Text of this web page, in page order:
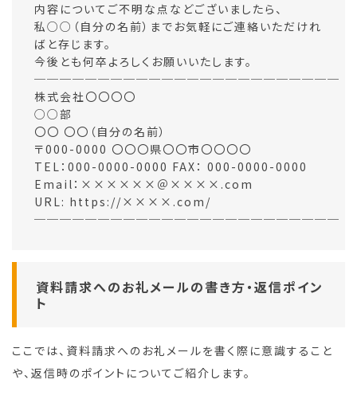
内容についてご不明な点などございましたら、
私○○（自分の名前）までお気軽にご連絡いただけれ
ばと存じます。
今後とも何卒よろしくお願いいたします。
────────────────────────
株式会社〇〇〇〇
○○部
〇〇 〇〇（自分の名前）
〒000-0000 〇〇〇県〇〇市〇〇〇〇
TEL：000-0000-0000 FAX： 000-0000-0000
Email：××××××＠××××.com
URL: https://××××.com/
────────────────────────
資料請求へのお礼メールの書き方・返信ポイン
ト
ここでは、資料請求へのお礼メールを書く際に意識すること
や、返信時のポイントについてご紹介します。